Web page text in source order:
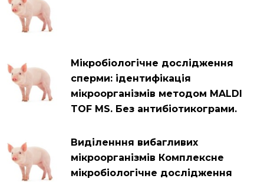
Мікробіологічне дослідження
сперми: ідентифікація
мікроорганізмів методом MALDI
TOF MS. Без антибіотикограми.
Виділенння вибагливих
мікроорганізмів Комплексне
мікробіологічне дослідження